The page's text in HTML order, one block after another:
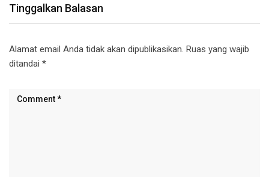
Tinggalkan Balasan
Alamat email Anda tidak akan dipublikasikan. Ruas yang wajib
ditandai *